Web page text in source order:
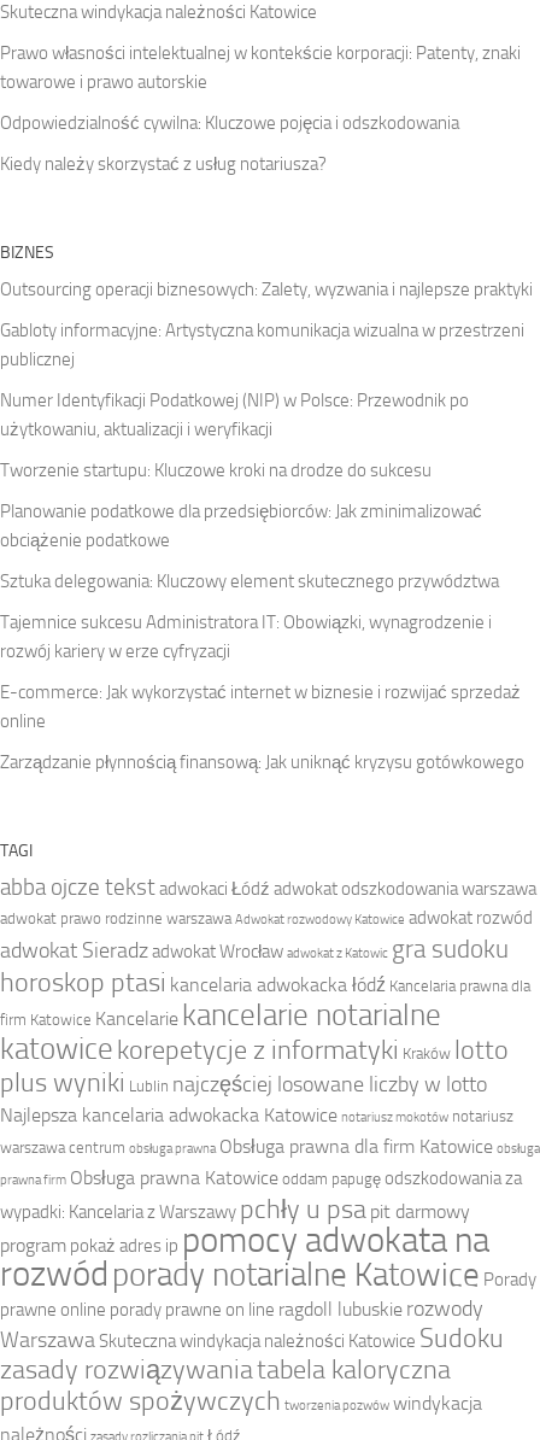
Skuteczna windykacja należności Katowice
Prawo własności intelektualnej w kontekście korporacji: Patenty, znaki
towarowe i prawo autorskie
Odpowiedzialność cywilna: Kluczowe pojęcia i odszkodowania
Kiedy należy skorzystać z usług notariusza?
BIZNES
Outsourcing operacji biznesowych: Zalety, wyzwania i najlepsze praktyki
Gabloty informacyjne: Artystyczna komunikacja wizualna w przestrzeni
publicznej
Numer Identyfikacji Podatkowej (NIP) w Polsce: Przewodnik po
użytkowaniu, aktualizacji i weryfikacji
Tworzenie startupu: Kluczowe kroki na drodze do sukcesu
Planowanie podatkowe dla przedsiębiorców: Jak zminimalizować
obciążenie podatkowe
Sztuka delegowania: Kluczowy element skutecznego przywództwa
Tajemnice sukcesu Administratora IT: Obowiązki, wynagrodzenie i
rozwój kariery w erze cyfryzacji
E-commerce: Jak wykorzystać internet w biznesie i rozwijać sprzedaż
online
Zarządzanie płynnością finansową: Jak uniknąć kryzysu gotówkowego
TAGI
abba ojcze tekstadwokaci Łódź adwokat odszkodowania warszawa
adwokat prawo rodzinne warszawa Adwokat rozwodowy Katowice adwokat rozwód
adwokat Sieradzadwokat Wrocław adwokat z Katowic gra sudoku
horoskop ptasi kancelaria adwokacka łódź Kancelaria prawna dla
firm Katowice Kancelarie kancelarie notarialne
katowice korepetycje z informatyki Kraków lotto
plus wyniki Lublin najczęściej losowane liczby w lotto
Najlepsza kancelaria adwokacka Katowice notariusz mokotów notariusz
warszawa centrum obsługa prawna Obsługa prawna dla firm Katowice obsługa
prawna firm Obsługa prawna Katowice oddam papugę odszkodowania za
wypadki: Kancelaria z Warszawy pchły u psa pit darmowy
program pokaż adres ip pomocy adwokata na
rozwód porady notarialne Katowice Porady
prawne online porady prawne on line ragdoll lubuskie rozwody
Warszawa Skuteczna windykacja należności Katowice Sudoku
zasady rozwiązywaniatabela kaloryczna
produktów spożywczych tworzenia pozwów windykacja
należności
Łódź